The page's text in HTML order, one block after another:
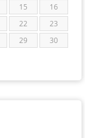
15
16
22
23
29
30